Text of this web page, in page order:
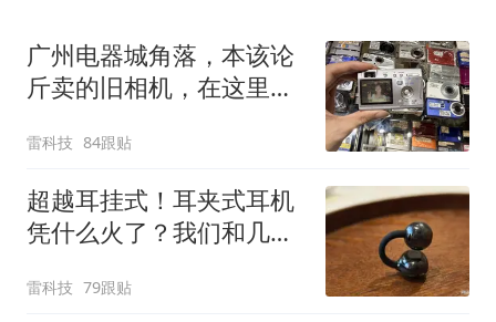
广州电器城角落，本该论
斤卖的旧相机，在这里打
雷科技 84跟贴
超越耳挂式！耳夹式耳机
凭什么火了？我们和几个
雷科技 79跟贴